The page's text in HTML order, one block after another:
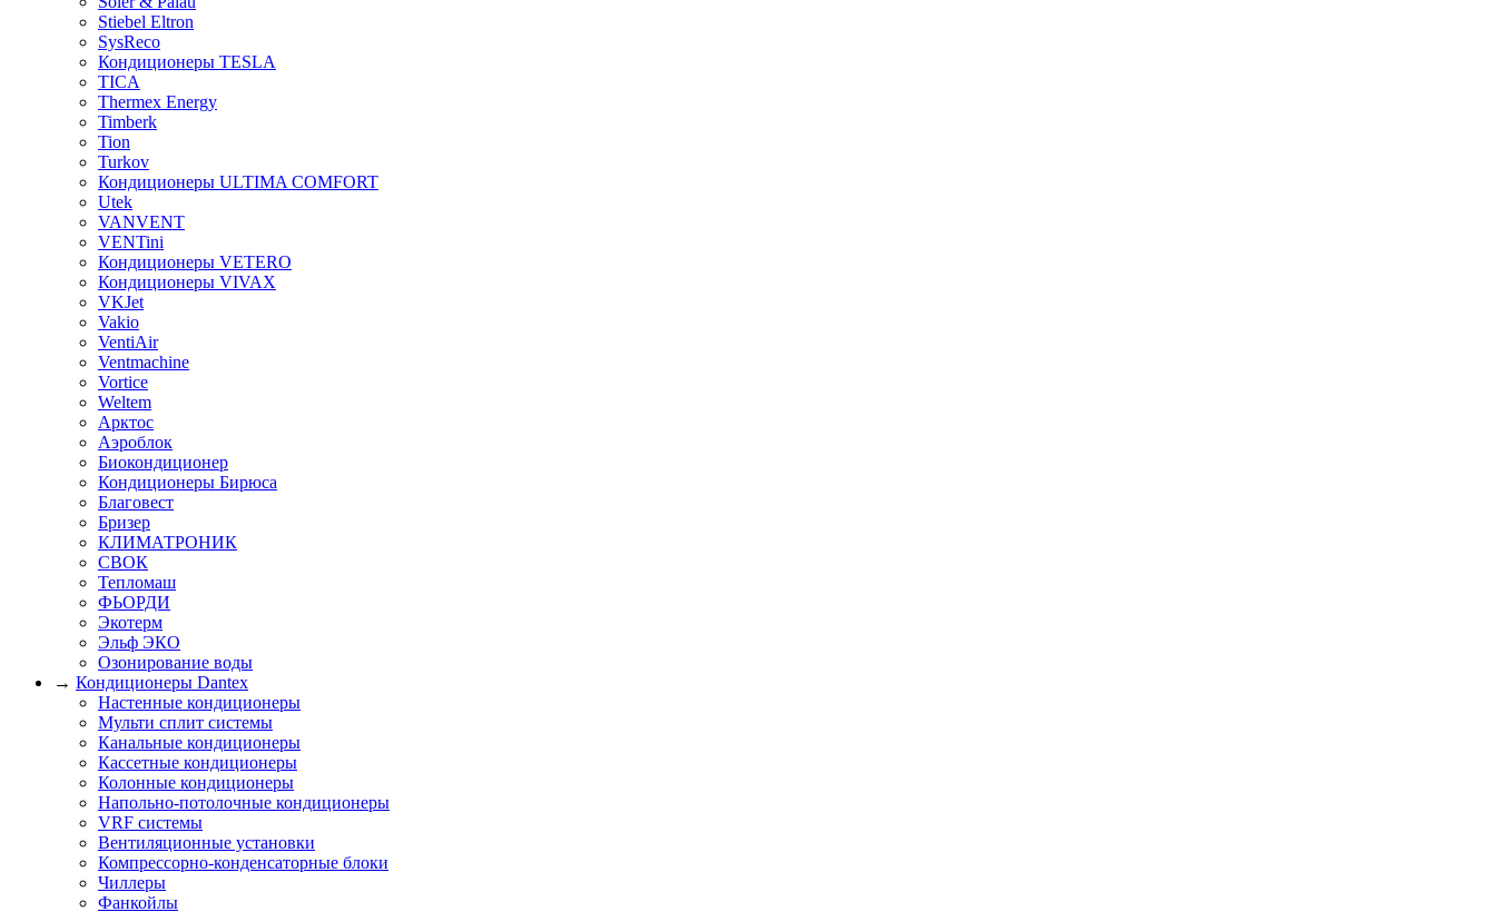
Stiebel Eltron
SysReco
Кондиционеры TESLA
TICA
Thermex Energy
Timberk
Tion
Turkov
Кондиционеры ULTIMA COMFORT
Utek
VANVENT
VENTini
Кондиционеры VETERO
Кондиционеры VIVAX
VKJet
Vakio
VentiAir
Ventmachine
Vortice
Weltem
Арктос
Аэроблок
Биокондиционер
Кондиционеры Бирюса
Благовест
Бризер
КЛИМАТРОНИК
СВОК
Тепломаш
ФЬОРДИ
Экотерм
Эльф ЭКО
Озонирование воды
→ Кондиционеры Dantex
Настенные кондиционеры
Мульти сплит системы
Канальные кондиционеры
Кассетные кондиционеры
Колонные кондиционеры
Напольно-потолочные кондиционеры
VRF системы
Вентиляционные установки
Компрессорно-конденсаторные блоки
Чиллеры
Фанкойлы